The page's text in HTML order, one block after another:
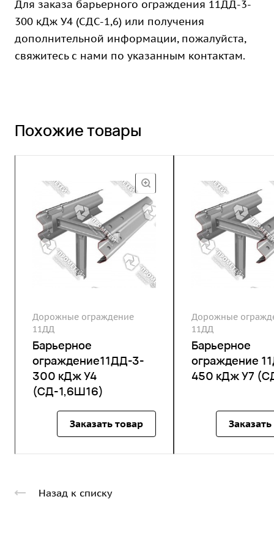
Для заказа барьерного ограждения 11ДД-3-
300 кДж У4 (СДС-1,6) или получения
дополнительной информации, пожалуйста,
свяжитесь с нами по указанным контактам.
Похожие товары
Дорожные ограждение
11ДД
Барьерное
ограждение11ДД-3-
300 кДж У4
(СД-1,6Ш16)
Заказать товар
Дорожные
11ДД
Барьерное
ограждение
450 кДж У7
Назад к списку